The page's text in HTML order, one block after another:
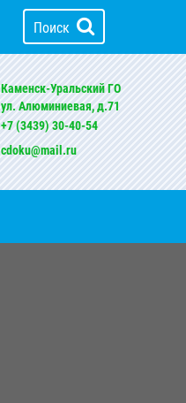
Поиск
Каменск-Уральский ГО
ул. Алюминиевая, д.71
+7 (3439) 30-40-54
cdoku@mail.ru